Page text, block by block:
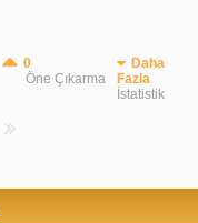
0
Öne Çıkarma
Daha
Fazla
İstatistik